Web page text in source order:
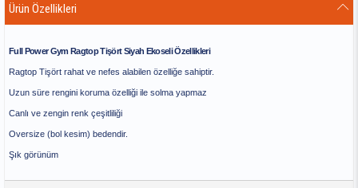
Ürün Özellikleri
Full Power Gym Ragtop Tişört Siyah Ekoseli Özellikleri
Ragtop Tişört rahat ve nefes alabilen özelliğe sahiptir.
Uzun süre rengini koruma özelliği ile solma yapmaz
Canlı ve zengin renk çeşitliliği
Oversize (bol kesim) bedendir.
Şık görünüm